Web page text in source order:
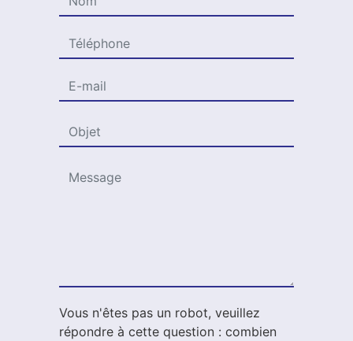
Vous n'êtes pas un robot, veuillez
répondre à cette question : combien